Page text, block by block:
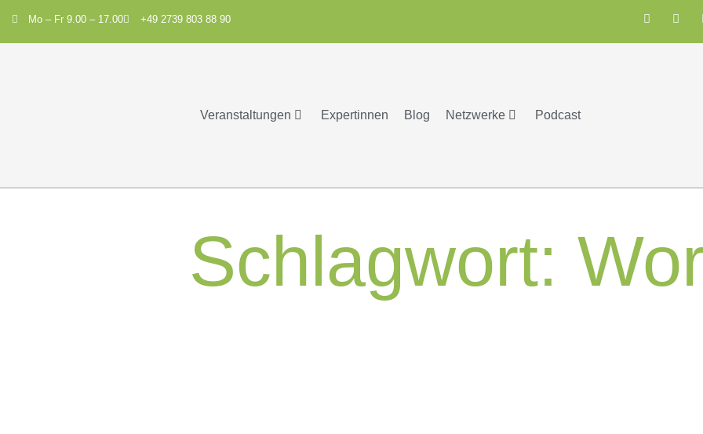
Mo – Fr 9.00 – 17.00 +49 2739 803 88 90
Veranstaltungen Expertinnen Blog Netzwerke Podcast
Schlagwort: